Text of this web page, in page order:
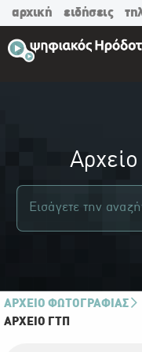
αρχική ειδήσεις
ΑΡΧΕΙΟ ΦΩΤΟΓΡΑΦΙΑΣ
ΑΡΧΕΊΟ ΓΤΠ